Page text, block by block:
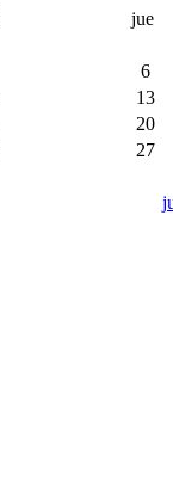
jue
6
13
20
27